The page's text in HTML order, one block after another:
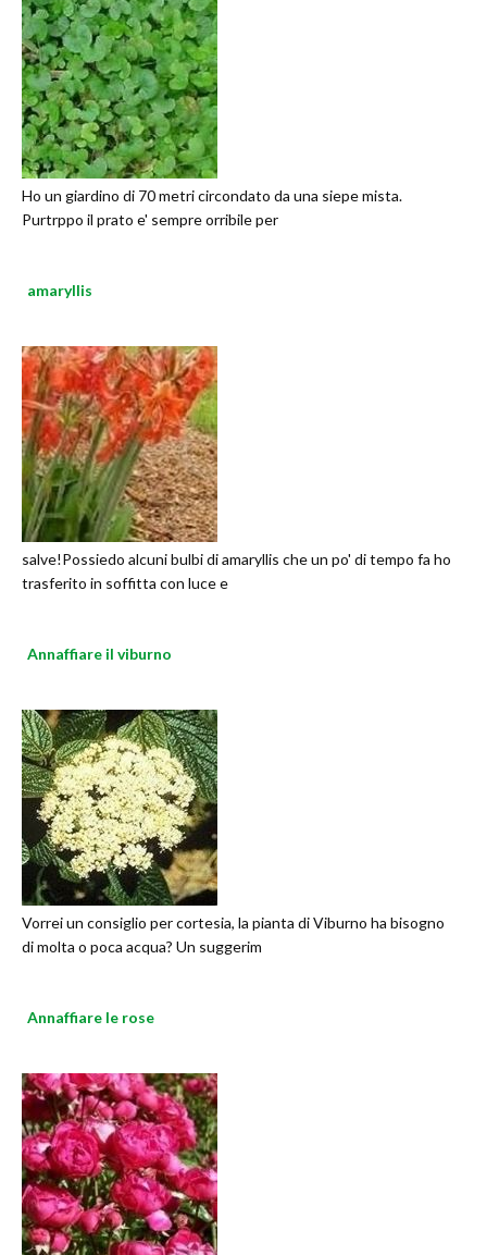
Ho un giardino di 70 metri circondato da una siepe mista.
Purtrppo il prato e' sempre orribile per
amaryllis
salve!Possiedo alcuni bulbi di amaryllis che un po' di tempo fa ho
trasferito in soffitta con luce e
Annaffiare il viburno
Vorrei un consiglio per cortesia, la pianta di Viburno ha bisogno
di molta o poca acqua? Un suggerim
Annaffiare le rose